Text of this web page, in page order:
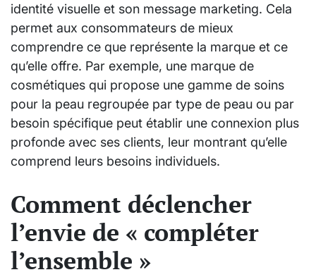
identité visuelle et son message marketing. Cela
permet aux consommateurs de mieux
comprendre ce que représente la marque et ce
qu’elle offre. Par exemple, une marque de
cosmétiques qui propose une gamme de soins
pour la peau regroupée par type de peau ou par
besoin spécifique peut établir une connexion plus
profonde avec ses clients, leur montrant qu’elle
comprend leurs besoins individuels.
Comment déclencher
l’envie de « compléter
l’ensemble »